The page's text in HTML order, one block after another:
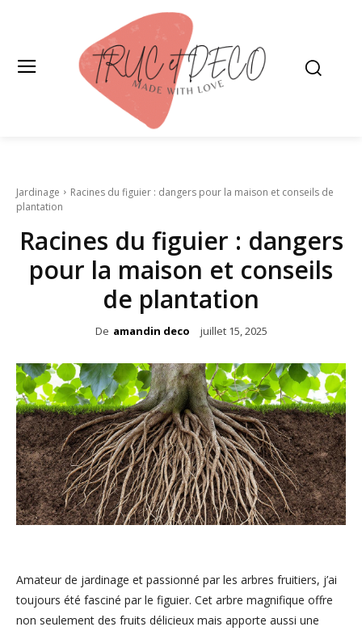
Jardinage
Racines du figuier : dangers pour la maison et conseils de
plantation
Racines du figuier : dangers
pour la maison et conseils
de plantation
De amandin deco juillet 15, 2025
Amateur de jardinage et passionné par les arbres fruitiers, j’ai
toujours été fasciné par le figuier. Cet arbre magnifique offre
non seulement des fruits délicieux mais apporte aussi une